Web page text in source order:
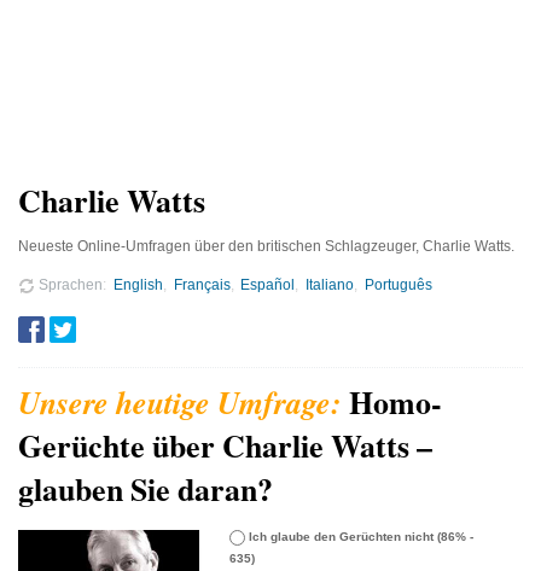
Charlie Watts
Neueste Online-Umfragen über den britischen Schlagzeuger, Charlie Watts.
Sprachen English Français Español Italiano Português
Homo-
Gerüchte über Charlie Watts –
glauben Sie daran?
Ich glaube den Gerüchten nicht (86% -
635)